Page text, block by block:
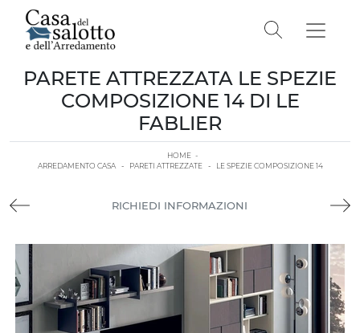
PARETE ATTREZZATA LE SPEZIE
COMPOSIZIONE 14 DI LE
FABLIER
HOME -
ARREDAMENTO CASA
- PARETI ATTREZZATE - LE SPEZIE COMPOSIZIONE 14
RICHIEDI INFORMAZIONI